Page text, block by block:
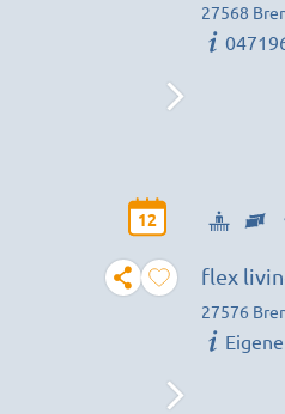
12
27568
flex
27576